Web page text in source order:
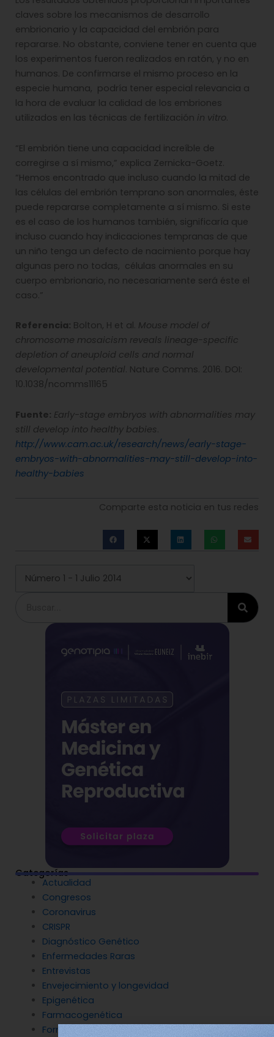
claves sobre los mecanismos de desarrollo
embrionario y la capacidad del embrión para
repararse. No obstante, conviene tener en cuenta que
los experimentos fueron realizados en ratón, y no en
humanos. De confirmarse el mismo proceso en la
especie humana, podría tener especial relevancia a
la hora de evaluar la calidad de los embriones
utilizados en las técnicas de fertilización in vitro.
“El embrión tiene una capacidad increíble de
corregirse a sí mismo,” explica Zernicka-Goetz.
“Hemos encontrado que incluso cuando la mitad de
las células del embrión temprano son anormales, éste
puede repararse completamente a sí mismo. Si este
es el caso de los humanos también, significaría que
incluso cuando hay indicaciones tempranas de que
un niño tenga un defecto de nacimiento porque hay
algunas pero no todas, células anormales en su
cuerpo embrionario, no necesariamente será éste el
caso.”
Referencia: Bolton, H et al. Mouse model of
chromosome mosaicism reveals lineage-specific
depletion of aneuploid cells and normal
developmental potential. Nature Comms. 2016. DOI:
10.1038/ncomms11165
Fuente: Early-stage embryos with abnormalities may
still develop into healthy babies.
http://www.cam.ac.uk/research/news/early-stage-
embryos-with-abnormalities-may-still-develop-into-
healthy-babies
Comparte esta noticia en tus redes
Categorías
Actualidad
Congresos
Coronavirus
CRISPR
Diagnóstico Genético
Enfermedades Raras
Entrevistas
Envejecimiento y longevidad
Epigenética
Farmacogenética
Formación